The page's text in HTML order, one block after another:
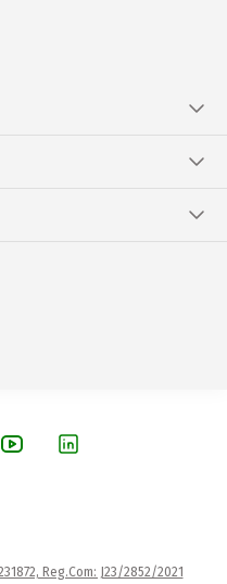
Reg.Com: J23/2852/2021